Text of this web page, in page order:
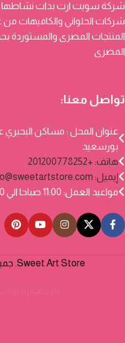
شركة سويت ارت بدات نشاطها
المنتجات المصرى
المصرى
تواصل معنا:
بورسعيد
هاتف: +201200778252
إيميل:
مواعيد العمل: 11:00 صباحا الي 10:00 مساءً يومياً
Sweet Art Store. جميع الحقوق محفوظة 2026©